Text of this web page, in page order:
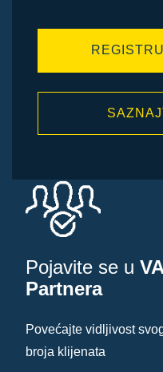
Pojavite se u
Partnera
Povećajte vidljivost
broja klijenata